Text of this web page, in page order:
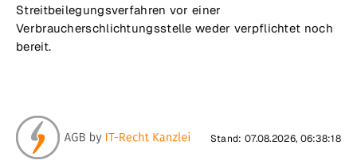
Streitbeilegungsverfahren vor einer
Verbraucherschlichtungsstelle weder verpflichtet noch
bereit.
Stand: 07.08.2026, 06:38:18